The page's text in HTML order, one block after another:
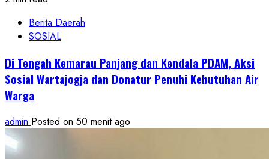
Berita Daerah
SOSIAL
Di Tengah Kemarau Panjang dan Kendala PDAM, Aksi
Sosial Wartajogja dan Donatur Penuhi Kebutuhan Air
Warga
admin Posted on 50 menit ago